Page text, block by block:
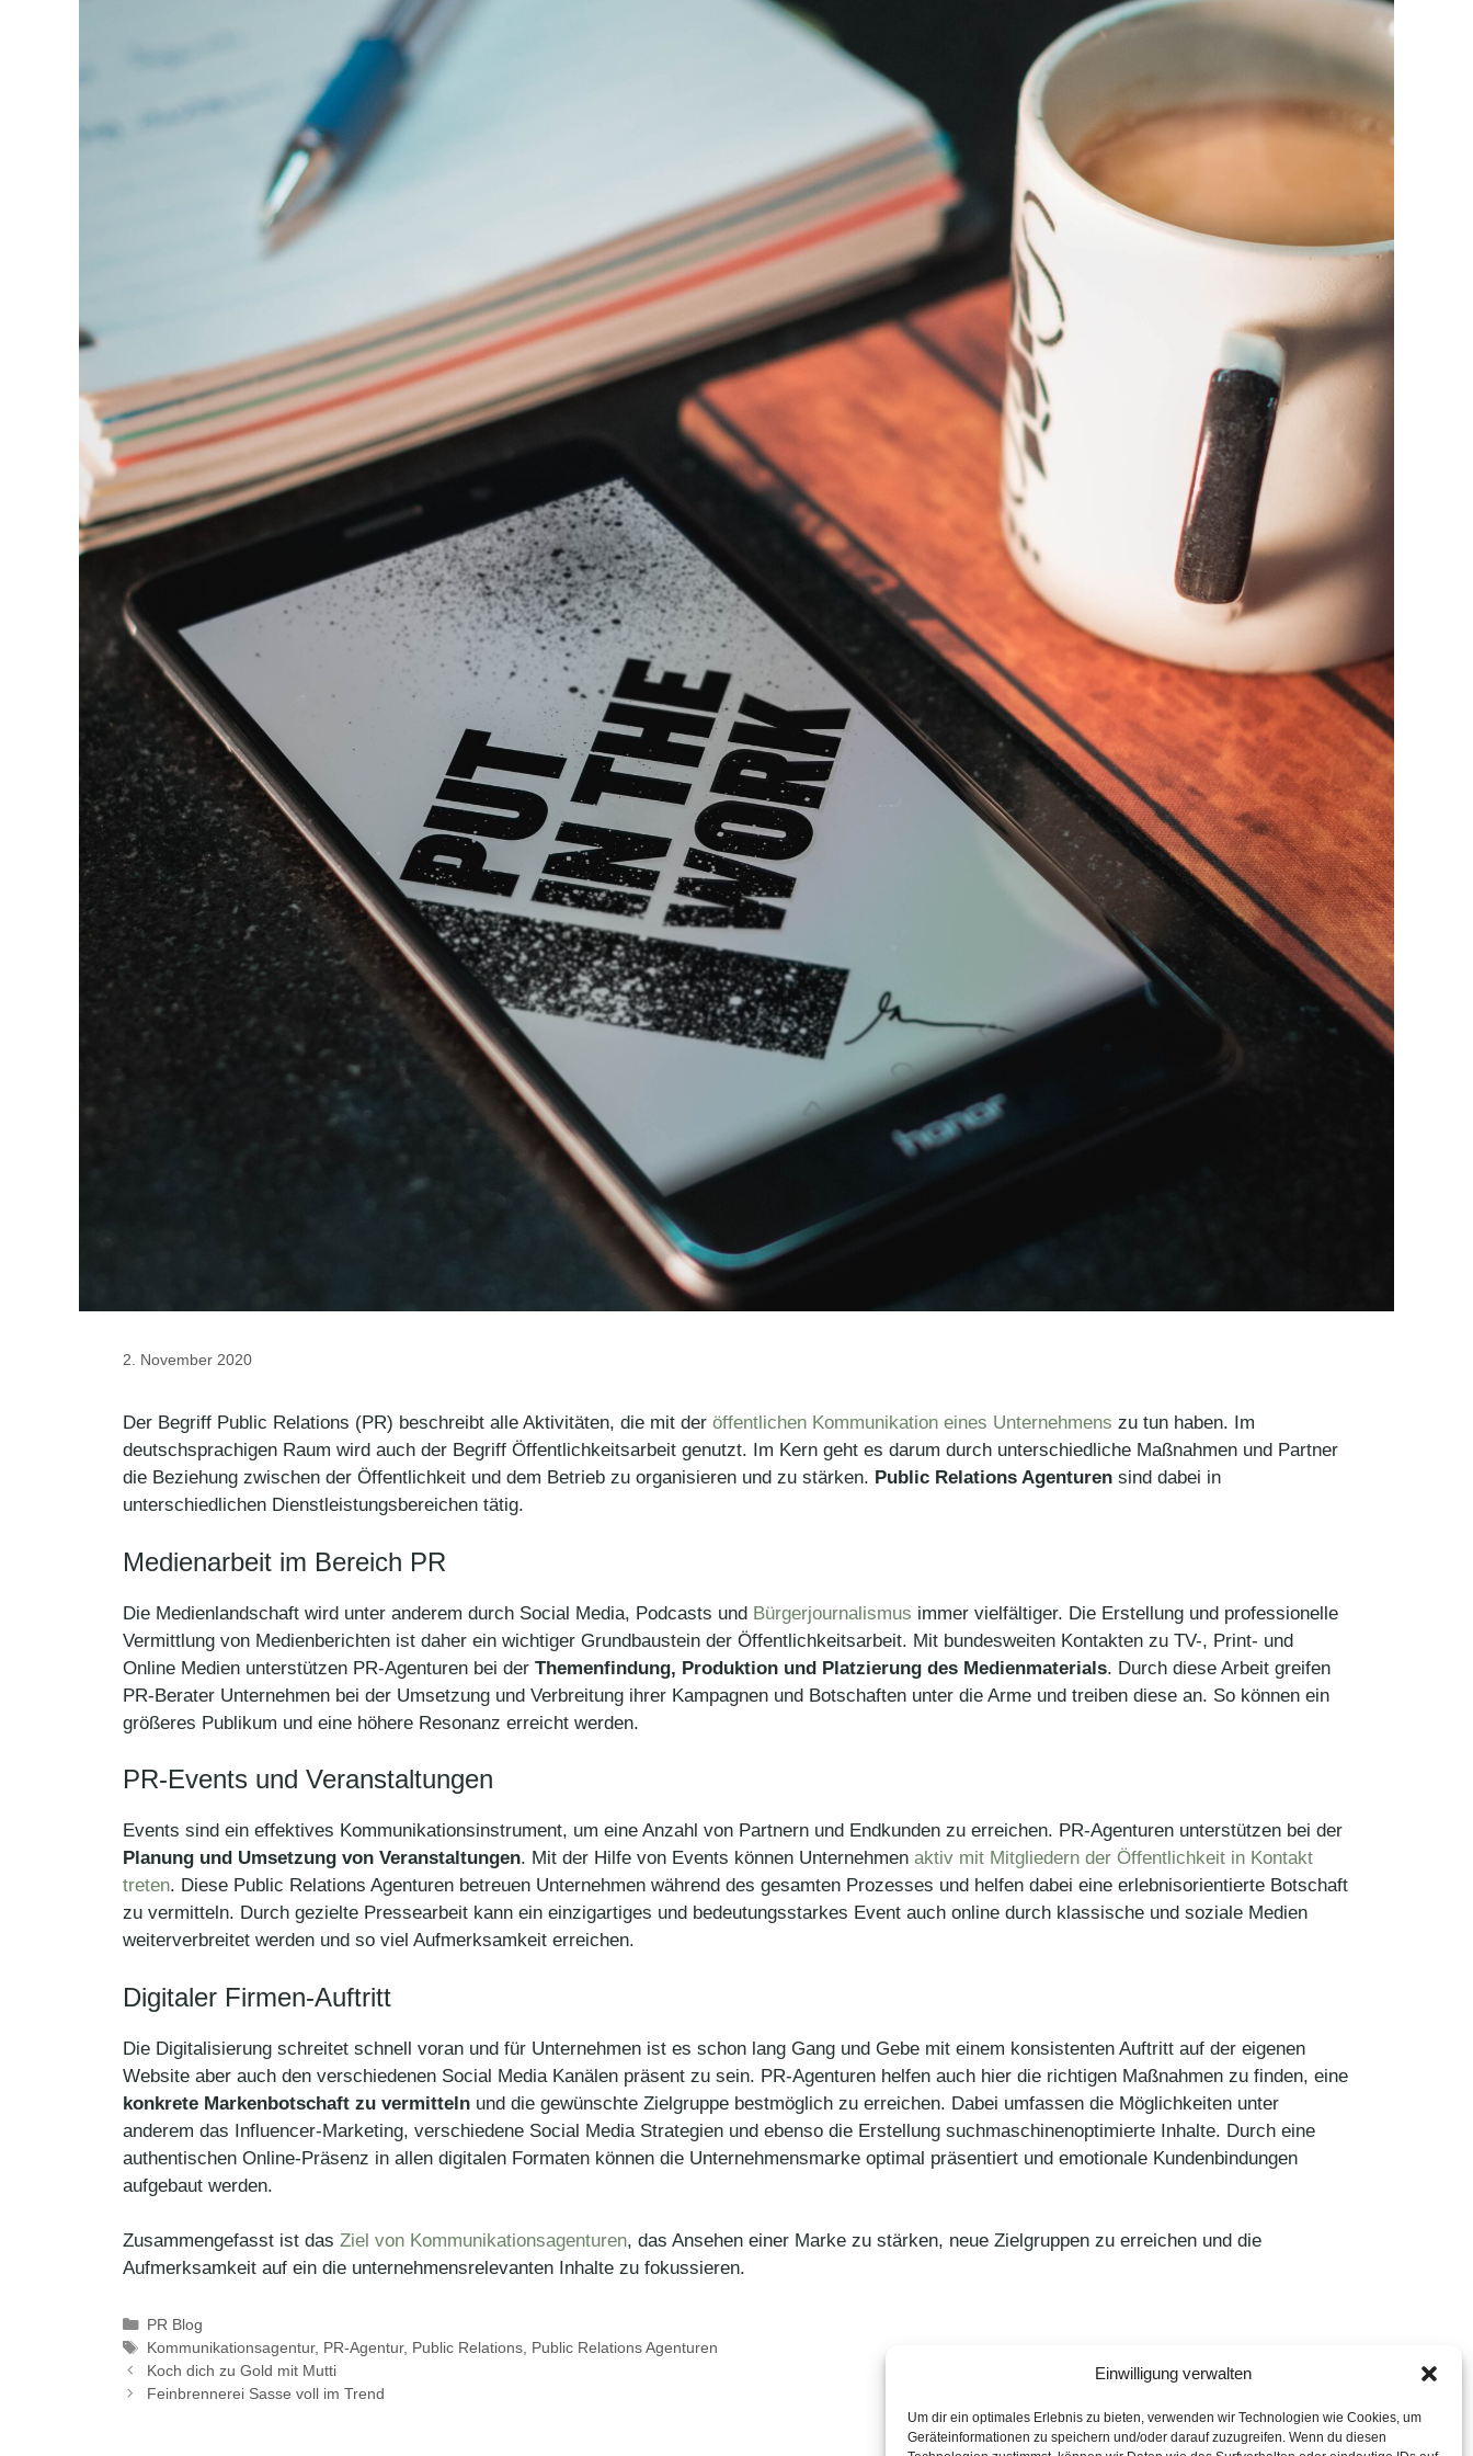
Einwilligung verwalten
Um dir ein optimales Erlebnis zu bieten, verwenden wir Technologien wie Cookies, um
Geräteinformationen zu speichern und/oder darauf zuzugreifen. Wenn du diesen
2. November 2020
Der Begriff Public Relations (PR) beschreibt alle Aktivitäten, die mit der öffentlichen Kommunikation eines Unternehmens zu tun haben. Im
deutschsprachigen Raum wird auch der Begriff Öffentlichkeitsarbeit genutzt. Im Kern geht es darum durch unterschiedliche Maßnahmen und Partner
die Beziehung zwischen der Öffentlichkeit und dem Betrieb zu organisieren und zu stärken. Public Relations Agenturen sind dabei in
unterschiedlichen Dienstleistungsbereichen tätig.
Medienarbeit im Bereich PR
Die Medienlandschaft wird unter anderem durch Social Media, Podcasts und Bürgerjournalismus immer vielfältiger. Die Erstellung und professionelle
Vermittlung von Medienberichten ist daher ein wichtiger Grundbaustein der Öffentlichkeitsarbeit. Mit bundesweiten Kontakten zu TV-, Print- und
Online Medien unterstützen PR-Agenturen bei der Themenfindung, Produktion und Platzierung des Medienmaterials. Durch diese Arbeit greifen
PR-Berater Unternehmen bei der Umsetzung und Verbreitung ihrer Kampagnen und Botschaften unter die Arme und treiben diese an. So können ein
größeres Publikum und eine höhere Resonanz erreicht werden.
PR-Events und Veranstaltungen
Events sind ein effektives Kommunikationsinstrument, um eine Anzahl von Partnern und Endkunden zu erreichen. PR-Agenturen unterstützen bei der
Planung und Umsetzung von Veranstaltungen. Mit der Hilfe von Events können Unternehmen aktiv mit Mitgliedern der Öffentlichkeit in Kontakt
treten. Diese Public Relations Agenturen betreuen Unternehmen während des gesamten Prozesses und helfen dabei eine erlebnisorientierte Botschaft
zu vermitteln. Durch gezielte Pressearbeit kann ein einzigartiges und bedeutungsstarkes Event auch online durch klassische und soziale Medien
weiterverbreitet werden und so viel Aufmerksamkeit erreichen.
Digitaler Firmen-Auftritt
Die Digitalisierung schreitet schnell voran und für Unternehmen ist es schon lang Gang und Gebe mit einem konsistenten Auftritt auf der eigenen
Website aber auch den verschiedenen Social Media Kanälen präsent zu sein. PR-Agenturen helfen auch hier die richtigen Maßnahmen zu finden, eine
konkrete Markenbotschaft zu vermitteln und die gewünschte Zielgruppe bestmöglich zu erreichen. Dabei umfassen die Möglichkeiten unter
anderem das Influencer-Marketing, verschiedene Social Media Strategien und ebenso die Erstellung suchmaschinenoptimierte Inhalte. Durch eine
authentischen Online-Präsenz in allen digitalen Formaten können die Unternehmensmarke optimal präsentiert und emotionale Kundenbindungen
aufgebaut werden.
Zusammengefasst ist das Ziel von Kommunikationsagenturen, das Ansehen einer Marke zu stärken, neue Zielgruppen zu erreichen und die
Aufmerksamkeit auf ein die unternehmensrelevanten Inhalte zu fokussieren.
Kategorien
PR Blog
Schlagwörter
Kommunikationsagentur, PR-Agentur, Public Relations, Public Relations Agenturen
Koch dich zu Gold mit Mutti
Feinbrennerei Sasse voll im Trend